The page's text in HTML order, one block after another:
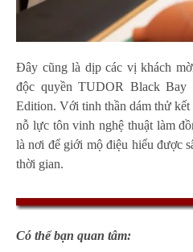
Đây cũng là dịp các vị khách
độc quyền TUDOR Black Bay
Edition. Với tinh thần dám thử
nỗ lực tôn vinh nghệ thuật làm
là nơi để giới mộ điệu hiểu được
thời gian.
Có thể bạn quan tâm: